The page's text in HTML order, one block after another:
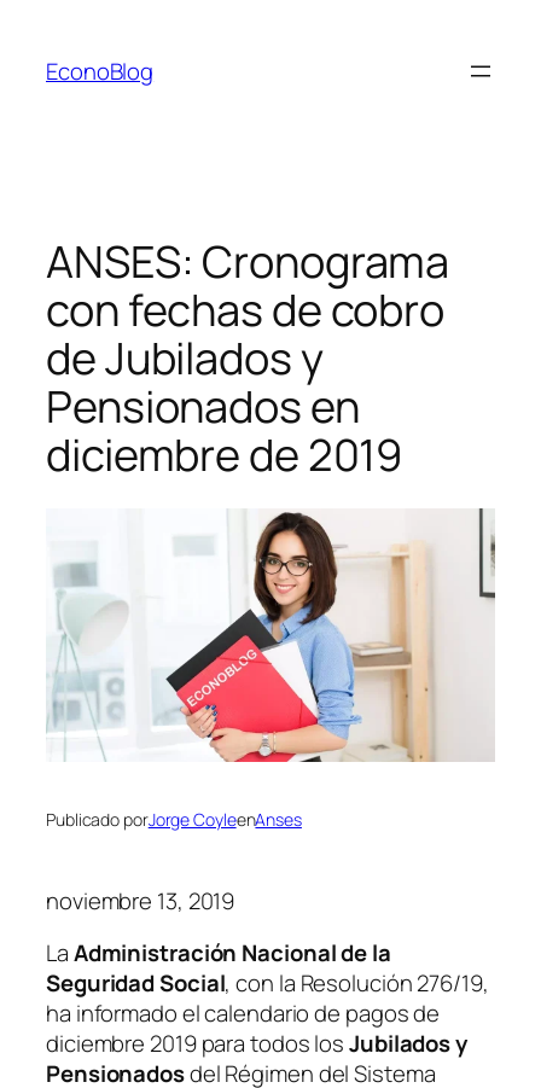
contenido
EconoBlog
ANSES: Cronograma
con fechas de cobro
de Jubilados y
Pensionados en
diciembre de 2019
Publicado porJorge CoyleenAnses
noviembre 13, 2019
LaAdministración Nacional de la
Seguridad Social, con la Resolución 276/19,
ha informado el calendario de pagos de
diciembre 2019 para todos losJubilados y
Pensionadosdel Régimen del Sistema